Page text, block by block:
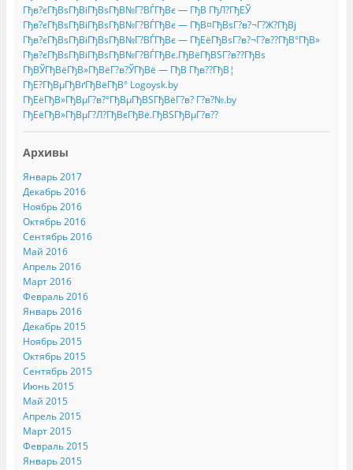
Гђв?єГђВѕГђВіГђВѕГђВ№Г?ВЃГђВє — ГђВ ГђЛ?ГђЕЎ
Гђв?єГђВѕГђВіГђВѕГђВ№Г?ВЃГђВє — ГђВ¤ГђВѕГ?в?¬Г?Ж?ГђВј
Гђв?єГђВѕГђВіГђВѕГђВ№Г?ВЃГђВє — ГђЕёГђВѕГ?в?¬Г?в??ГђВ°ГђВ»
Гђв?єГђВѕГђВіГђВѕГђВ№Г?ВЃГђВє.ГђВёГђВЅГ?в??ГђВѕ
ГђВЎГђВёГђВ»ГђВёГ?в?ЎГђВё — ГђВ Гђв??ГђВ¦
ГђЕ?ГђВµГђВґГђВёГђВ° Logoysk.by
ГђЕёГђВ»ГђВµГ?в?°ГђВµГђВЅГђВёГ?в? Г?в?№.by
ГђЕёГђВ»ГђВµГ?Л?ГђВєГђВё.ГђВЅГђВµГ?в??
Архивы
Январь 2017
Декабрь 2016
Ноябрь 2016
Октябрь 2016
Сентябрь 2016
Май 2016
Апрель 2016
Март 2016
Февраль 2016
Январь 2016
Декабрь 2015
Ноябрь 2015
Октябрь 2015
Сентябрь 2015
Июнь 2015
Май 2015
Апрель 2015
Март 2015
Февраль 2015
Январь 2015